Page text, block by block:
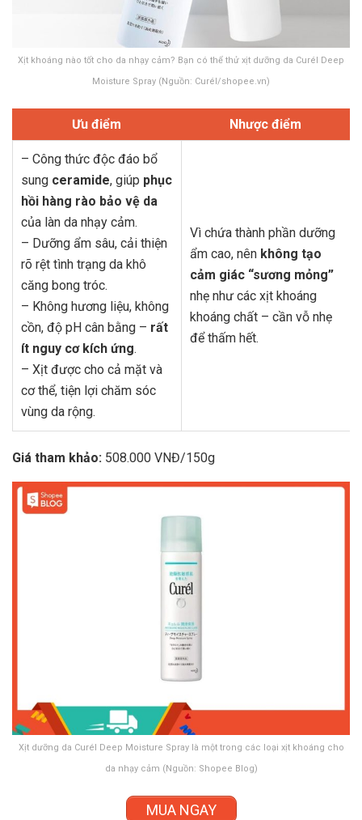
Xịt khoáng nào tốt cho da nhạy cảm? Bạn có thể thử xịt dưỡng da Curél Deep
Moisture Spray (Nguồn: Curél/shopee.vn)
Ưu điểm Nhược điểm
– Công thức độc đáo bổ
sung ceramide, giúp phục
hồi hàng rào bảo vệ da
của làn da nhạy cảm.
– Dưỡng ẩm sâu, cải thiện
rõ rệt tình trạng da khô
căng bong tróc.
– Không hương liệu, không
cồn, độ pH cân bằng – rất
ít nguy cơ kích ứng.
– Xịt được cho cả mặt và
cơ thể, tiện lợi chăm sóc
vùng da rộng.
Vì chứa thành phần dưỡng
ẩm cao, nên không tạo
cảm giác “sương mỏng”
nhẹ như các xịt khoáng
khoáng chất – cần vỗ nhẹ
để thấm hết.
Giá tham khảo: 508.000 VNĐ/150g
Xịt dưỡng da Curél Deep Moisture Spray là một trong các loại xịt khoáng cho
da nhạy cảm (Nguồn: Shopee Blog)
MUA NGAY